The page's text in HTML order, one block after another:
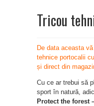
Tricou
De data aceasta
tehnice portocalii
și direct din
Cu ce ar trebui să
sport în natură,
Protect the forest